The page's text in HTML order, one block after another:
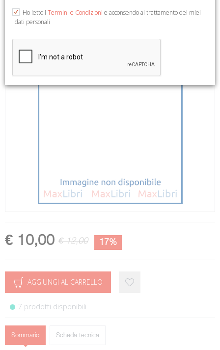
€ 10,00 € 12,00 17%
AGGIUNGI AL CARRELLO
7 prodotti disponibili
Sommario Scheda tecnica
Ho letto i Termini e Condizioni e acconsendo al trattamento dei miei
dati personali